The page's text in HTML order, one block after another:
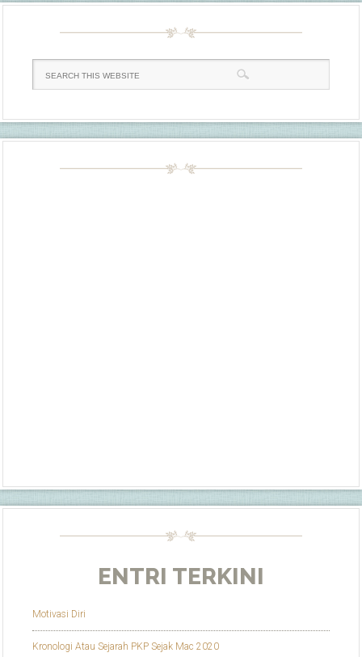
ENTRI TERKINI
Motivasi Diri
Kronologi Atau Sejarah PKP Sejak Mac 2020